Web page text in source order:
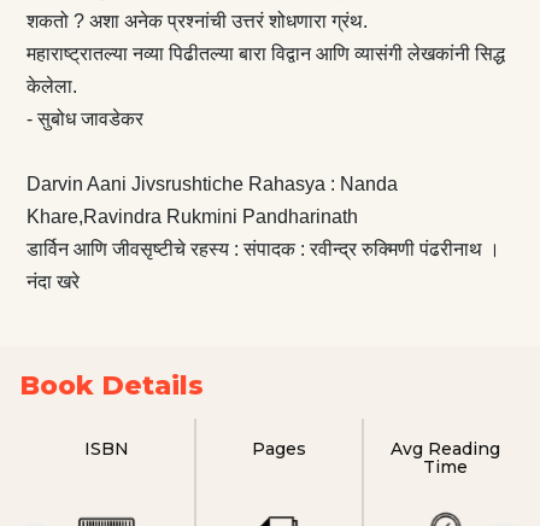
शकतो ? अशा अनेक प्रश्नांची उत्तरं शोधणारा ग्रंथ.
महाराष्ट्रातल्या नव्या पिढीतल्या बारा विद्वान आणि व्यासंगी लेखकांनी सिद्ध
केलेला.
- सुबोध जावडेकर
Darvin Aani Jivsrushtiche Rahasya : Nanda
Khare,Ravindra Rukmini Pandharinath
डार्विन आणि जीवसृष्टीचे रहस्य : संपादक : रवीन्द्र रुक्मिणी पंढरीनाथ ।
नंदा खरे
Book Details
ISBN Pages
Avg Reading
Time